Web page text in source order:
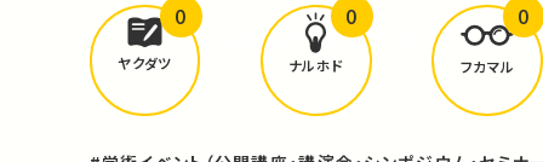
どんな学びがありましたか？
ヤクダツ
0
ナルホド
0
フカマル
0